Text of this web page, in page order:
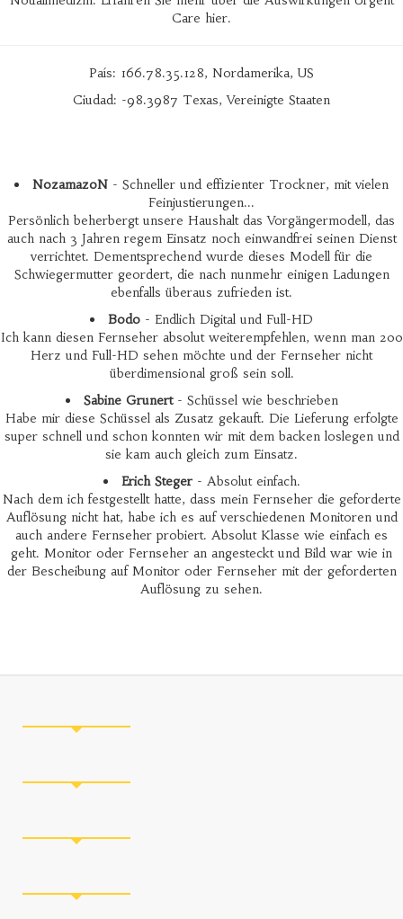
Care hier.
País: 166.78.35.128, Nordamerika, US
Ciudad: -98.3987 Texas, Vereinigte Staaten
NozamazoN - Schneller und effizienter Trockner, mit vielen
Feinjustierungen...
Persönlich beherbergt unsere Haushalt das Vorgängermodell, das
auch nach 3 Jahren regem Einsatz noch einwandfrei seinen Dienst
verrichtet. Dementsprechend wurde dieses Modell für die
Schwiegermutter geordert, die nach nunmehr einigen Ladungen
ebenfalls überaus zufrieden ist.
Bodo - Endlich Digital und Full-HD
Ich kann diesen Fernseher absolut weiterempfehlen, wenn man 200
Herz und Full-HD sehen möchte und der Fernseher nicht
überdimensional groß sein soll.
Sabine Grunert- Schüssel wie beschrieben
Habe mir diese Schüssel als Zusatz gekauft. Die Lieferung erfolgte
super schnell und schon konnten wir mit dem backen loslegen und
sie kam auch gleich zum Einsatz.
Erich Steger- Absolut einfach.
Nach dem ich festgestellt hatte, dass mein Fernseher die geforderte
Auflösung nicht hat, habe ich es auf verschiedenen Monitoren und
auch andere Fernseher probiert. Absolut Klasse wie einfach es
geht. Monitor oder Fernseher an angesteckt und Bild war wie in
der Bescheibung auf Monitor oder Fernseher mit der geforderten
Auflösung zu sehen.